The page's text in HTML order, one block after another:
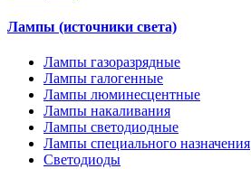
Лампы (источники света)
Лампы газоразрядные
Лампы галогенные
Лампы люминесцентные
Лампы накаливания
Лампы светодиодные
Лампы специального назначения
Светодиоды